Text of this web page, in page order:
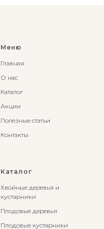
Меню
Главная
О нас
Каталог
Акции
Полезные статьи
Контакты
Каталог
Хвойные деревья и
кустарники
Плодовые деревья
Плодовые кустарники